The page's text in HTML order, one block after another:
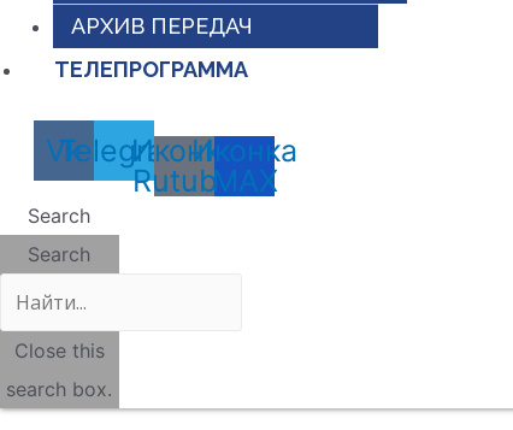
АРХИВ ПЕРЕДАЧ
ТЕЛЕПРОГРАММА
Vk
Telegram
Иконка
Rutube
Иконка
MAX
Search
Search
Close this
search box.